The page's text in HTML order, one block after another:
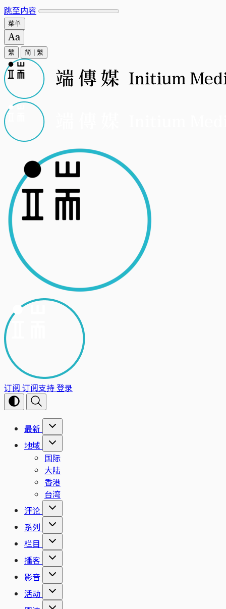
跳至内容
菜单
繁 简 繁
订阅 订阅支持登录
最新
地域
国际
大陆
香港
台湾
评论
系列
栏目
播客
影音
活动